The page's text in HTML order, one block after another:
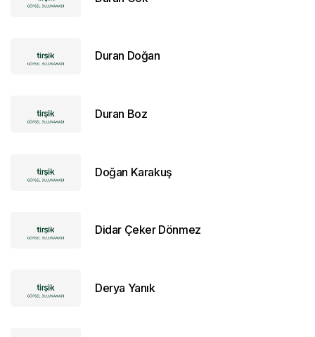
Duran Doğan
Duran Boz
Doğan Karakuş
Didar Çeker Dönmez
Derya Yanık